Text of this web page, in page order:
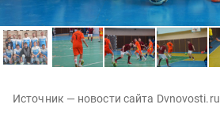
Источник — новости сайта Dvnovosti.ru